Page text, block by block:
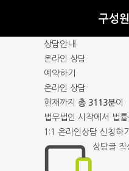
구성
상담안내
온라인 상담
예약하기
온라인 상담
현재까지 총 3113분이
법무법인 시작에서 법
1:1 온라인상담 신청하기
상담글 작